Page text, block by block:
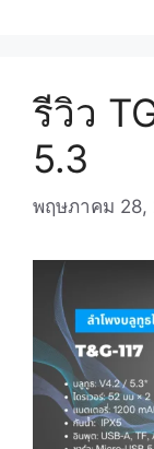
รีวิว
5.3
พฤษภาคม 28,